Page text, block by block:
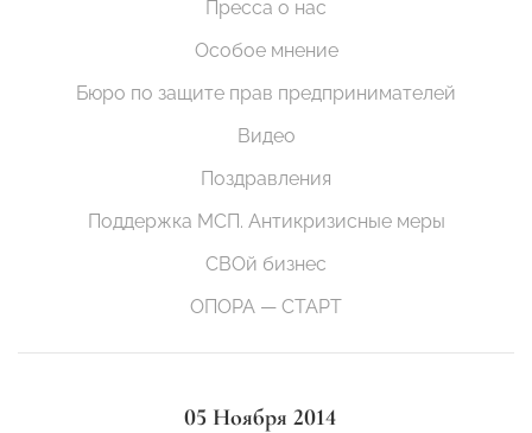
Пресса о нас
Особое мнение
Бюро по защите прав предпринимателей
Видео
Поздравления
Поддержка МСП. Антикризисные меры
СВОй бизнес
ОПОРА — СТАРТ
05 Ноября 2014